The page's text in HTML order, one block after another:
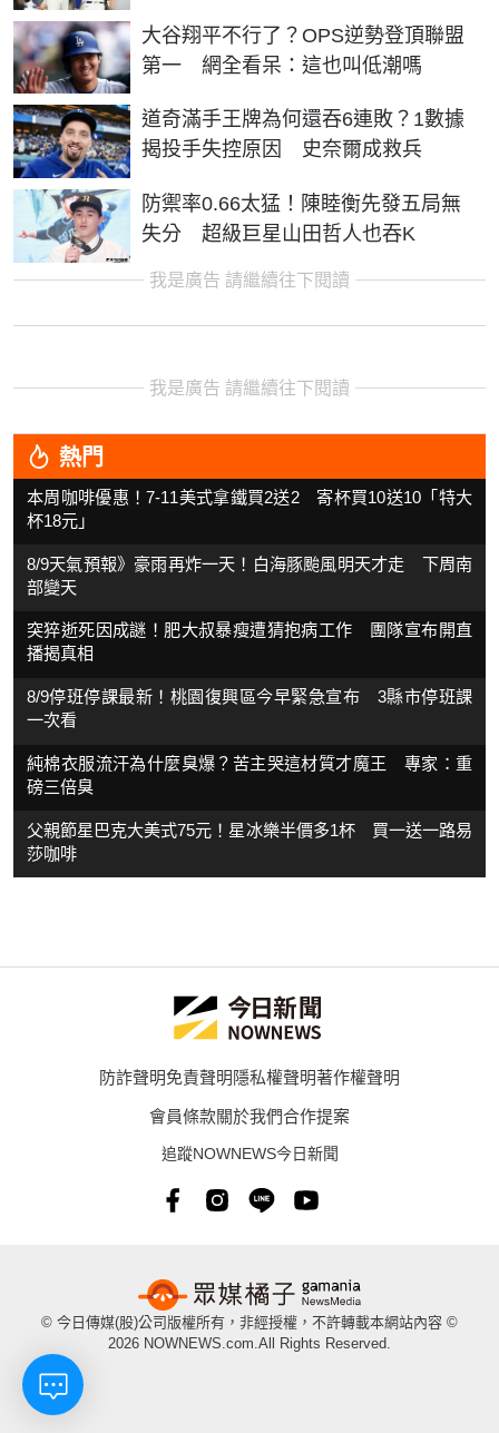
大谷翔平不行了？OPS逆勢登頂聯盟
第一 網全看呆：這也叫低潮嗎
道奇滿手王牌為何還吞6連敗？1數據
揭投手失控原因 史奈爾成救兵
防禦率0.66太猛！陳睦衡先發五局無
失分 超級巨星山田哲人也吞K
我是廣告 請繼續往下閱讀
我是廣告 請繼續往下閱讀
熱門
本周咖啡優惠！7-11美式拿鐵買2送2 寄杯買10送10「特大
杯18元」
8/9天氣預報》豪雨再炸一天！白海豚颱風明天才走 下周南
部變天
突猝逝死因成謎！肥大叔暴瘦遭猜抱病工作 團隊宣布開直
播揭真相
8/9停班停課最新！桃園復興區今早緊急宣布 3縣市停班課
一次看
純棉衣服流汗為什麼臭爆？苦主哭這材質才魔王 專家：重
磅三倍臭
父親節星巴克大美式75元！星冰樂半價多1杯 買一送一路易
莎咖啡
防詐聲明免責聲明隱私權聲明著作權聲明
會員條款關於我們合作提案
追蹤NOWNEWS今日新聞
© 今日傳媒(股)公司版權所有，非經授權，不許轉載本網站內容 ©
2026 NOWNEWS.com.All Rights Reserved.